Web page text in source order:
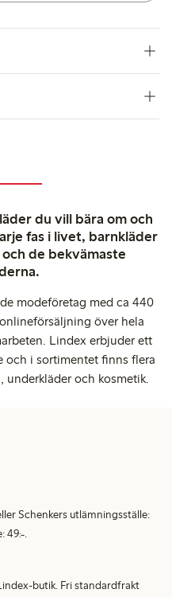
du vill bära om och
fas i livet, barnkläder
de bekvämaste
modeföretag med ca 440
över hela
Lindex erbjuder ett
och i sortimentet finns flera
underkläder och kosmetik.
Schenkers utlämningsställe:
49:-.
butik. Fri standardfrakt